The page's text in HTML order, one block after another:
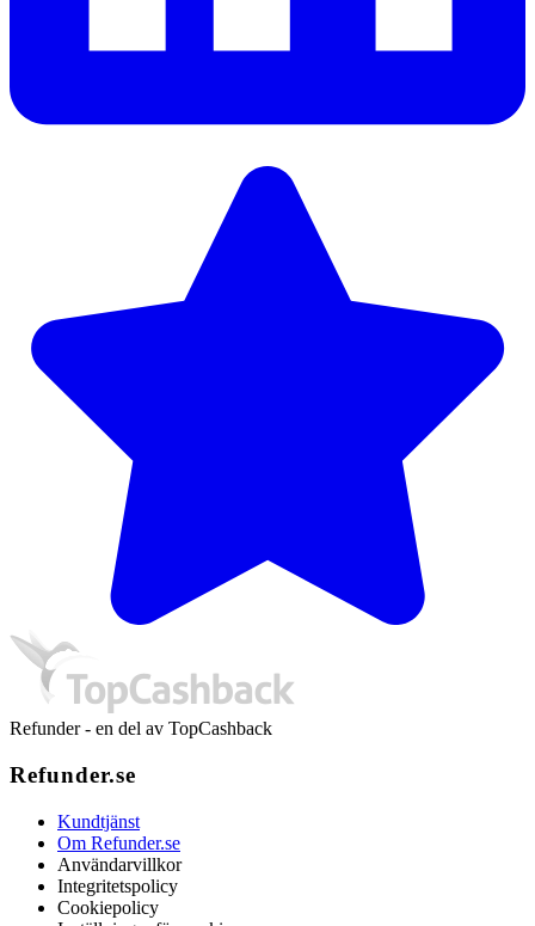
Refunder - en del av TopCashback
Refunder.se
Kundtjänst
Om Refunder.se
Användarvillkor
Integritetspolicy
Cookiepolicy